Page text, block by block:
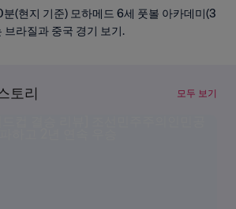
(현지 기준) 모하메드 6세 풋볼 아카데미(3
브라질과 중국 경기 보기.
토리 모두 보기